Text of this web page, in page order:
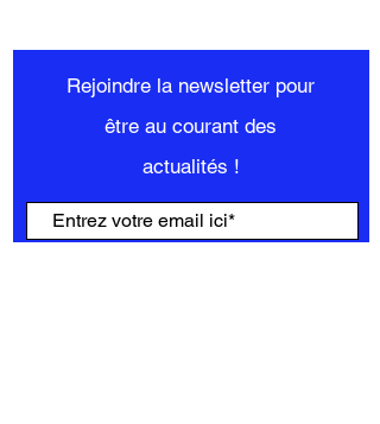
Rejoindre la newsletter pour
être au courant des
actualités !